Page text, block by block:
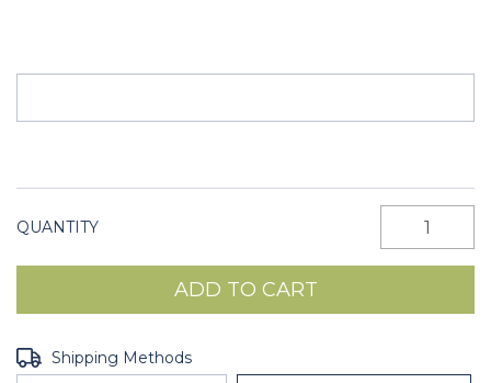
QUANTITY
Shipping for zipcode:
Shipping Methods